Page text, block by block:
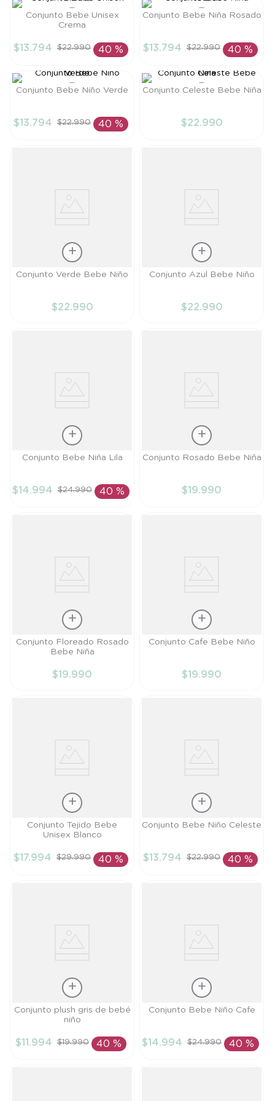
AÑADIR AL
CARRITO
Conjunto Bebe Unisex
Crema
$13.794 $22.990 40 %
AÑADIR AL
CARRITO
Conjunto Bebe Niña Rosado
$13.794 $22.990 40 %
Conjunto Bebe Niño Verde
$13.794 $22.990 40 %
Conjunto Celeste Bebe Niña
$22.990
Talla
Conjunto Verde Bebe Niño
$22.990
Talla
Conjunto Azul Bebe Niño
$22.990
Talla
AÑADIR AL
Conjunto Bebe Niña Lila
$14.994 $24.990 40 %
Talla
Conjunto Rosado Bebe Niña
$19.990
Talla
Conjunto Floreado Rosado
Bebe Niña
$19.990
Talla
Conjunto Cafe Bebe Niño
$19.990
Talla
AÑADIR AL
Conjunto Tejido Bebe
Unisex Blanco
$17.994 $29.990 40 %
Talla
AÑADIR AL
Conjunto Bebe Niño Celeste
$13.794 $22.990 40 %
Talla
AÑADIR AL
Conjunto plush gris de bebé
niño
$11 .994 $19.990 40 %
Talla
AÑADIR AL
Conjunto Bebe Niño Cafe
$14.994 $24.990 40 %
.
saco
10. accesorios